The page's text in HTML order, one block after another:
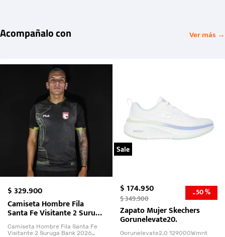
Acompañalo con Ver más →
$329.900
Camiseta Hombre Fila
Santa Fe Visitante 2 Suruga
Bank 2026
Camiseta Hombre Fila Santa Fe
Visitante 2 Suruga Bank 2026
Sale
$174.950
$349.900 -50 %
Zapato Mujer Skechers
Gorunelevate20.
Gorunelevate2.0 129000Wmnt